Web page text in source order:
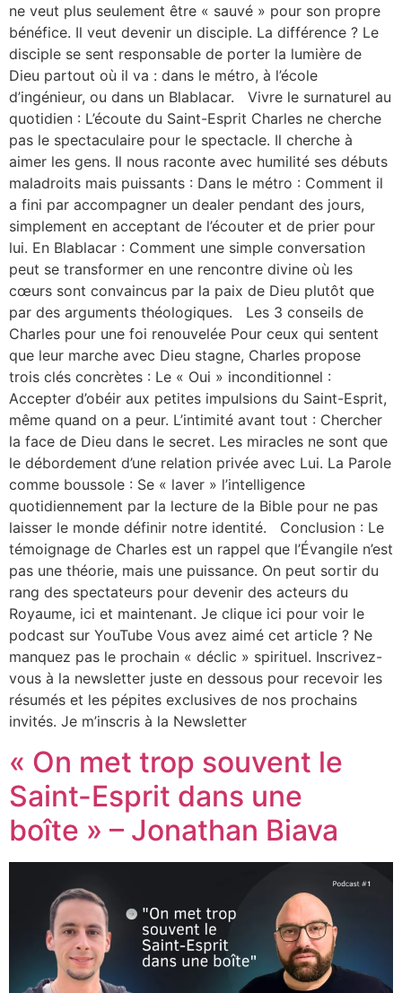
ne veut plus seulement être « sauvé » pour son propre
bénéfice. Il veut devenir un disciple. La différence ? Le
disciple se sent responsable de porter la lumière de
Dieu partout où il va : dans le métro, à l’école
d’ingénieur, ou dans un Blablacar. Vivre le surnaturel au
quotidien : L’écoute du Saint-Esprit Charles ne cherche
pas le spectaculaire pour le spectacle. Il cherche à
aimer les gens. Il nous raconte avec humilité ses débuts
maladroits mais puissants : Dans le métro : Comment il
a fini par accompagner un dealer pendant des jours,
simplement en acceptant de l’écouter et de prier pour
lui. En Blablacar : Comment une simple conversation
peut se transformer en une rencontre divine où les
cœurs sont convaincus par la paix de Dieu plutôt que
par des arguments théologiques. Les 3 conseils de
Charles pour une foi renouvelée Pour ceux qui sentent
que leur marche avec Dieu stagne, Charles propose
trois clés concrètes : Le « Oui » inconditionnel :
Accepter d’obéir aux petites impulsions du Saint-Esprit,
même quand on a peur. L’intimité avant tout : Chercher
la face de Dieu dans le secret. Les miracles ne sont que
le débordement d’une relation privée avec Lui. La Parole
comme boussole : Se « laver » l’intelligence
quotidiennement par la lecture de la Bible pour ne pas
laisser le monde définir notre identité. Conclusion : Le
témoignage de Charles est un rappel que l’Évangile n’est
pas une théorie, mais une puissance. On peut sortir du
rang des spectateurs pour devenir des acteurs du
Royaume, ici et maintenant. Je clique ici pour voir le
podcast sur YouTube Vous avez aimé cet article ? Ne
manquez pas le prochain « déclic » spirituel. Inscrivez-
vous à la newsletter juste en dessous pour recevoir les
résumés et les pépites exclusives de nos prochains
invités. Je m’inscris à la Newsletter
« On met trop souvent le
Saint-Esprit dans une
boîte » – Jonathan Biava